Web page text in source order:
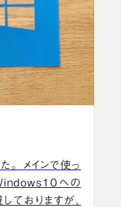
メインで使っ
への
ておりますが、